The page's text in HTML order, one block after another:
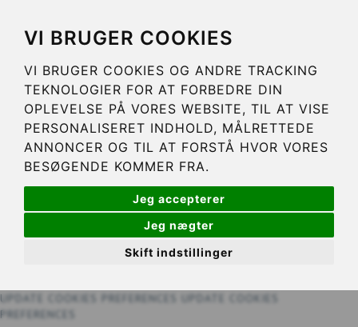
VI BRUGER COOKIES
VI BRUGER COOKIES OG ANDRE TRACKING
TEKNOLOGIER FOR AT FORBEDRE DIN
OPLEVELSE PÅ VORES WEBSITE, TIL AT VISE
PERSONALISERET INDHOLD, MÅLRETTEDE
ANNONCER OG TIL AT FORSTÅ HVOR VORES
BESØGENDE KOMMER FRA.
Jeg accepterer
Jeg nægter
Skift indstillinger
UPDATE COOKIES PREFERENCES
UPDATE COOKIES
PREFERENCES